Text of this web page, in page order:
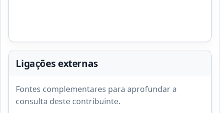
Ligações externas
Fontes complementares para aprofundar a
consulta deste contribuinte.